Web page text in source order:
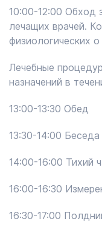
10:00-12:00 Обход
лечащих врачей.
физиологических
Лечебные
назначений в
13:00-13:30 Обед
13:30-14:00
14:00-16:00 Тихий
16:00-16:30
16:30-17:00